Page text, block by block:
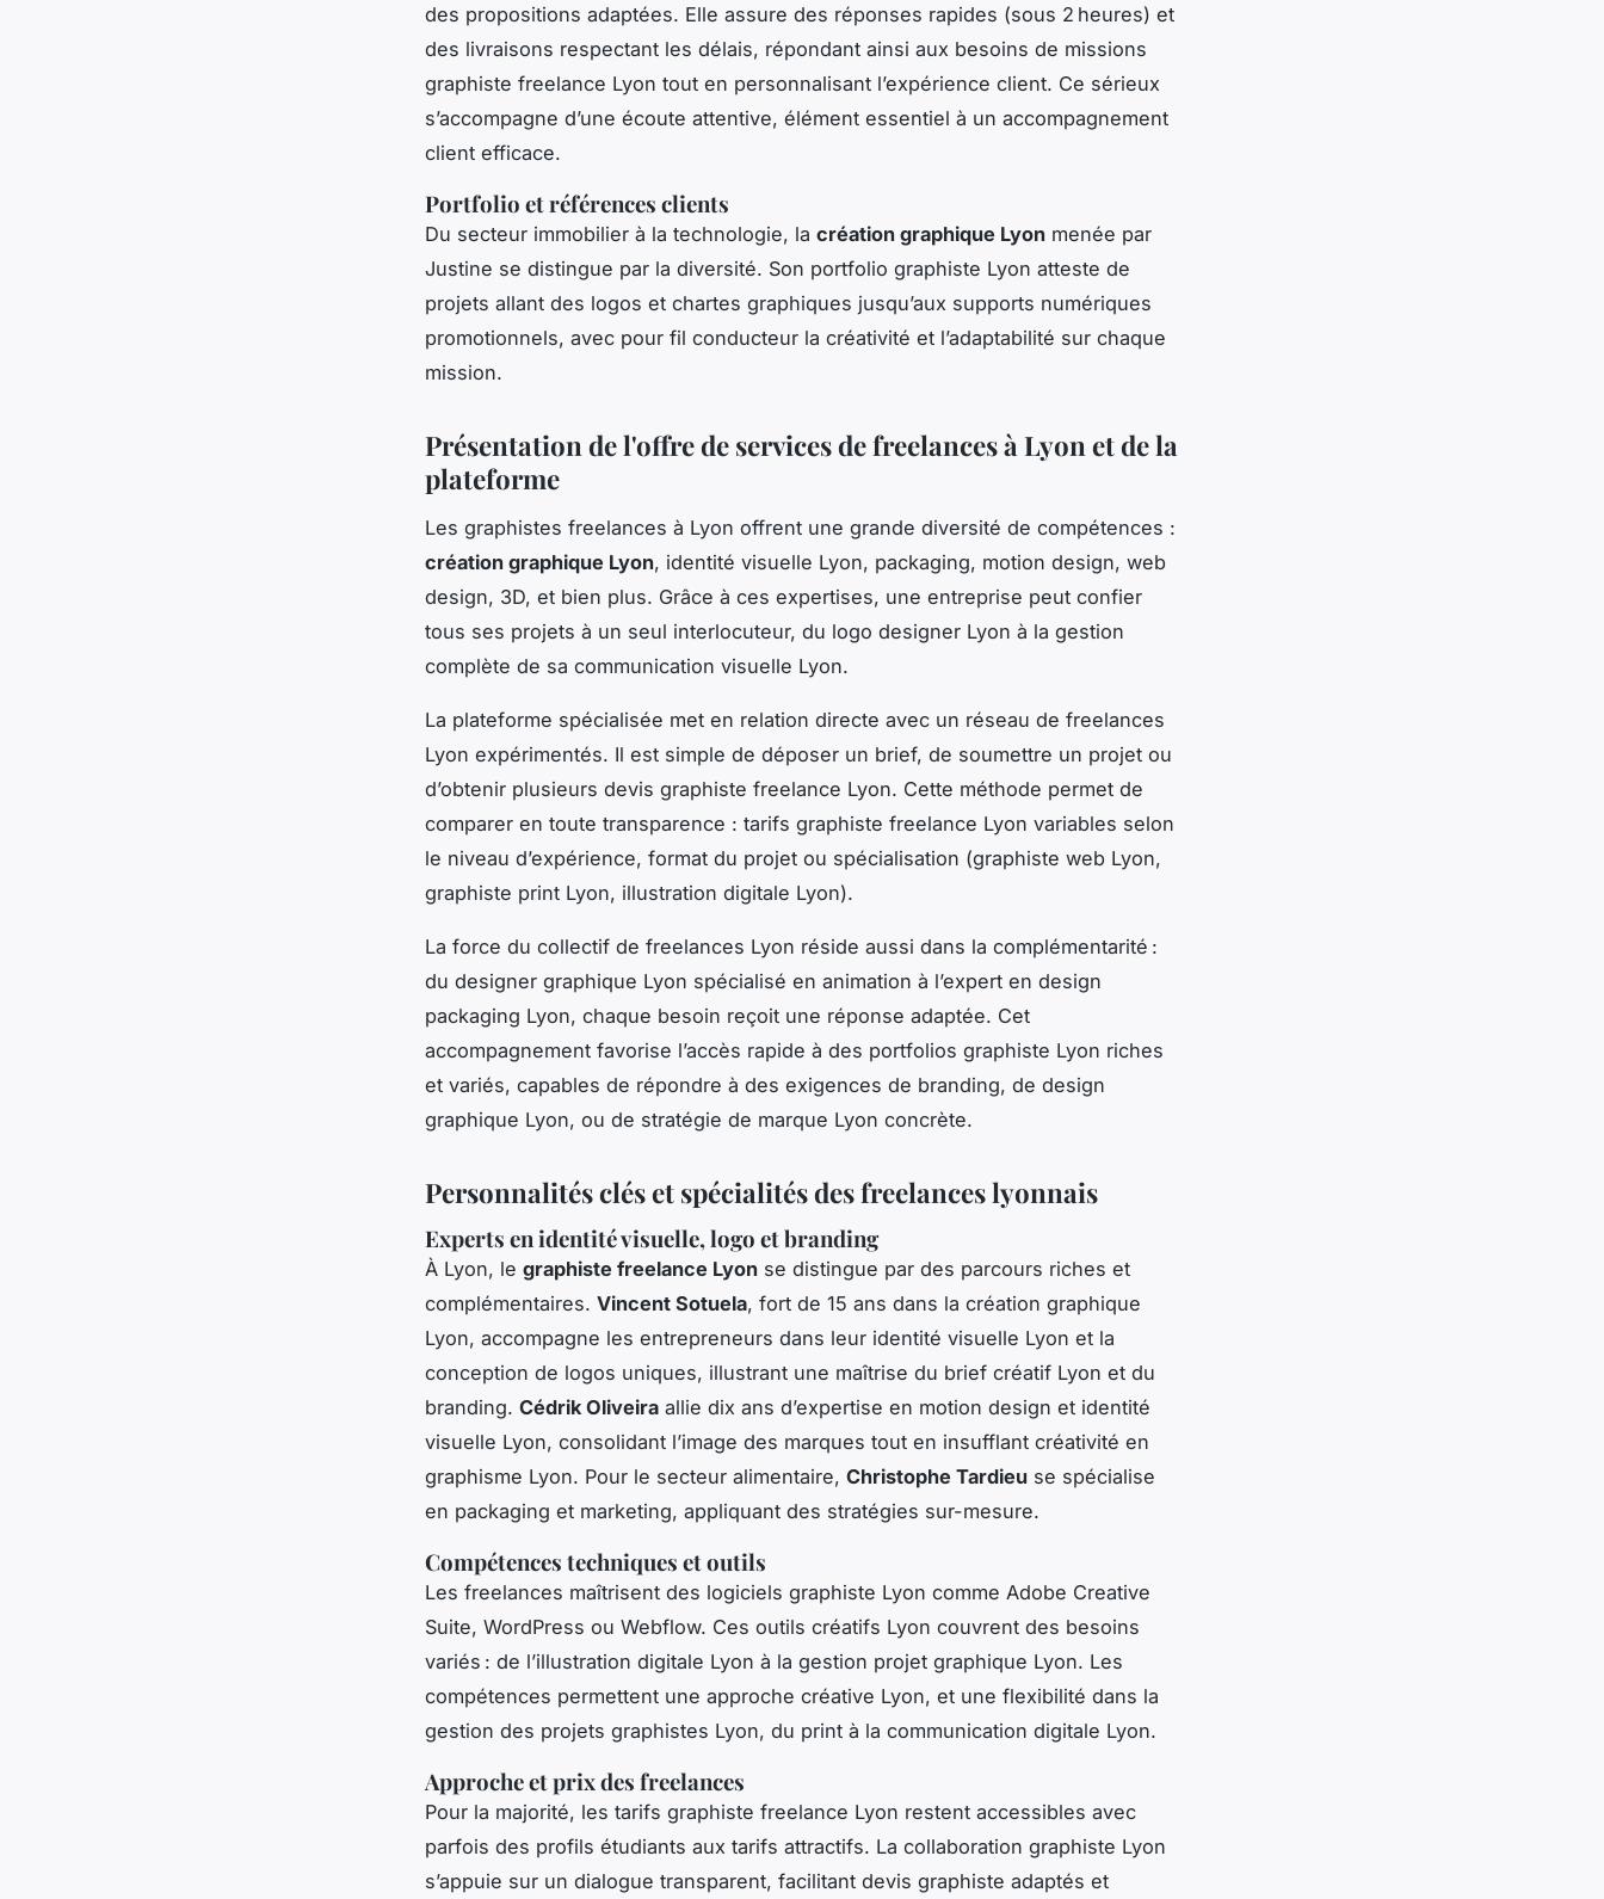
des propositions adaptées. Elle assure des réponses rapides (sous 2 heures) et
des livraisons respectant les délais, répondant ainsi aux besoins de missions
graphiste freelance Lyon tout en personnalisant l’expérience client. Ce sérieux
s’accompagne d’une écoute attentive, élément essentiel à un accompagnement
client efficace.
Portfolio et références clients
Du secteur immobilier à la technologie, la création graphique Lyon menée par
Justine se distingue par la diversité. Son portfolio graphiste Lyon atteste de
projets allant des logos et chartes graphiques jusqu’aux supports numériques
promotionnels, avec pour fil conducteur la créativité et l’adaptabilité sur chaque
mission.
Présentation de l'offre de services de freelances à Lyon et de la
plateforme
Les graphistes freelances à Lyon offrent une grande diversité de compétences :
création graphique Lyon, identité visuelle Lyon, packaging, motion design, web
design, 3D, et bien plus. Grâce à ces expertises, une entreprise peut confier
tous ses projets à un seul interlocuteur, du logo designer Lyon à la gestion
complète de sa communication visuelle Lyon.
La plateforme spécialisée met en relation directe avec un réseau de freelances
Lyon expérimentés. Il est simple de déposer un brief, de soumettre un projet ou
d’obtenir plusieurs devis graphiste freelance Lyon. Cette méthode permet de
comparer en toute transparence : tarifs graphiste freelance Lyon variables selon
le niveau d’expérience, format du projet ou spécialisation (graphiste web Lyon,
graphiste print Lyon, illustration digitale Lyon).
La force du collectif de freelances Lyon réside aussi dans la complémentarité :
du designer graphique Lyon spécialisé en animation à l’expert en design
packaging Lyon, chaque besoin reçoit une réponse adaptée. Cet
accompagnement favorise l’accès rapide à des portfolios graphiste Lyon riches
et variés, capables de répondre à des exigences de branding, de design
graphique Lyon, ou de stratégie de marque Lyon concrète.
Personnalités clés et spécialités des freelances lyonnais
Experts en identité visuelle, logo et branding
À Lyon, le graphiste freelance Lyon se distingue par des parcours riches et
complémentaires. Vincent Sotuela, fort de 15 ans dans la création graphique
Lyon, accompagne les entrepreneurs dans leur identité visuelle Lyon et la
conception de logos uniques, illustrant une maîtrise du brief créatif Lyon et du
branding. Cédrik Oliveira allie dix ans d’expertise en motion design et identité
visuelle Lyon, consolidant l’image des marques tout en insufflant créativité en
graphisme Lyon. Pour le secteur alimentaire, Christophe Tardieu se spécialise
en packaging et marketing, appliquant des stratégies sur-mesure.
Compétences techniques et outils
Les freelances maîtrisent des logiciels graphiste Lyon comme Adobe Creative
Suite, WordPress ou Webflow. Ces outils créatifs Lyon couvrent des besoins
variés : de l’illustration digitale Lyon à la gestion projet graphique Lyon. Les
compétences permettent une approche créative Lyon, et une flexibilité dans la
gestion des projets graphistes Lyon, du print à la communication digitale Lyon.
Approche et prix des freelances
Pour la majorité, les tarifs graphiste freelance Lyon restent accessibles avec
parfois des profils étudiants aux tarifs attractifs. La collaboration graphiste Lyon
s’appuie sur un dialogue transparent, facilitant devis graphiste adaptés et